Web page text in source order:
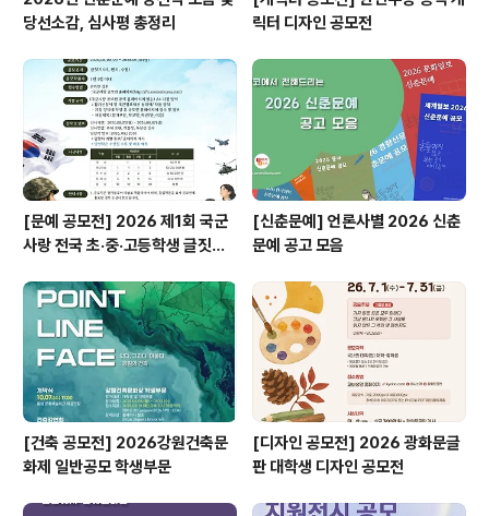
당선소감, 심사평 총정리
릭터 디자인 공모전
[문예 공모전] 2026 제1회 국군
사랑 전국 초·중·고등학생 글짓기
[신춘문예] 언론사별 2026 신춘
문예 공고 모음
[건축 공모전] 2026강원건축문
화제 일반공모 학생부문
[디자인 공모전] 2026 광화문글
판 대학생 디자인 공모전